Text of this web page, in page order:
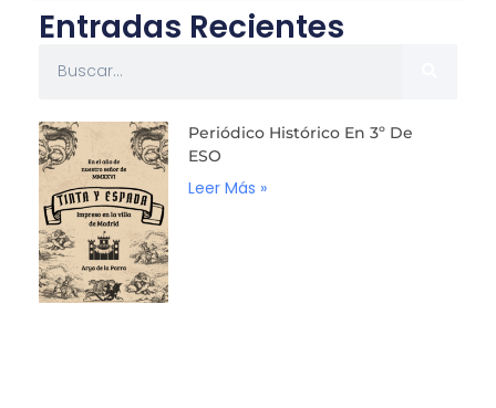
Entradas Recientes
Periódico Histórico En 3º De
ESO
Leer Más »